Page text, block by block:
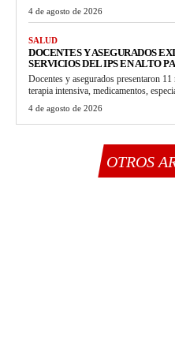
4 de agosto de 2026
SALUD
DOCENTES Y ASEGURADOS
SERVICIOS DEL IPS EN ALTO
Docentes y asegurados presentaron
terapia intensiva, medicamentos,
4 de agosto de 2026
OTROS